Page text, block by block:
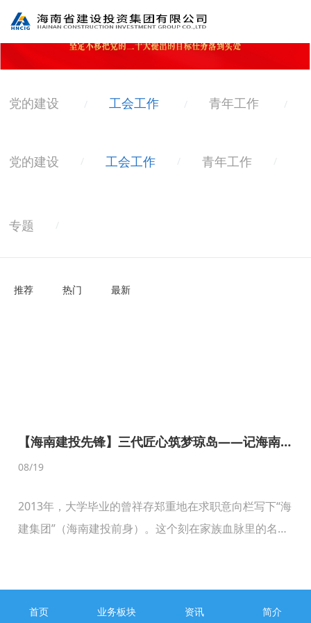
党的建设 / 工会工作 / 青年工作 /
党的建设 / 工会工作 / 青年工作 /
专题 /
推荐 热门 最新
七建安监部部长曾祥存
首页 业务板块 资讯 简介